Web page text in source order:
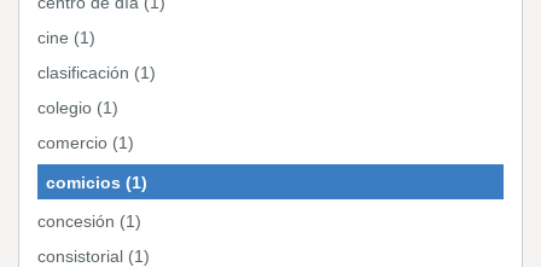
cine (1)
clasificación (1)
colegio (1)
comercio (1)
comicios (1)
concesión (1)
consistorial (1)